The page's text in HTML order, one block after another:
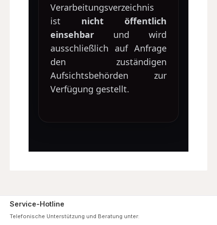
Verarbeitungsverzeichnis
ist nicht öffentlich
einsehbar und wird
ausschließlich auf Anfrage
den zuständigen
Aufsichtsbehörden zur
Verfügung gestellt.
Service-Hotline
Telefonische Unterstützung und Beratung unter: